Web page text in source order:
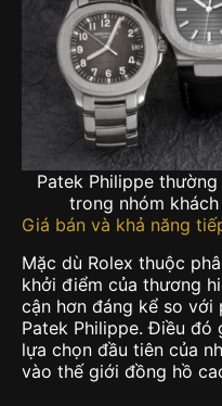
Patek Philippe
trong nhóm
Giá bán và khả năng
Mặc dù Rolex thuộc
khởi điểm của thương
cận hơn đáng kể so với
Patek Philippe. Điều đó
lựa chọn đầu tiên của
vào thế giới đồng hồ